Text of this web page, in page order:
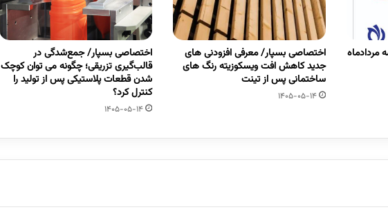
286 در نیمه مردادماه
اختصاصی بسپار/ معرفی افزودنی های
جدید کاهش افت ویسکوزیته رنگ های
ساختمانی پس از تینت
1405-05-14
اختصاصی بسپار/ جمع‌شدگی در
قالب‌گیری تزریقی؛ چگونه می توان کوچک
شدن قطعات پلاستیکی پس از تولید را
کنترل کرد؟
1405-05-14